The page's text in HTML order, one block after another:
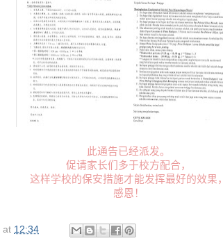
此通告已经派发。
促请家长们多于校方配合，
这样学校的保安措施才能发挥最好的效果，
感恩！
at 12:34